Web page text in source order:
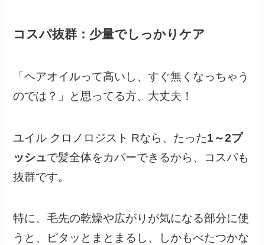
コスパ抜群：少量でしっかりケア
「ヘアオイルって高いし、すぐ無くなっちゃう
のでは？」と思ってる方、大丈夫！
ユイル クロノロジスト Rなら、たった1～2プ
ッシュで髪全体をカバーできるから、コスパも
抜群です。
特に、毛先の乾燥や広がりが気になる部分に使
うと、ピタッとまとまるし、しかもべたつかな